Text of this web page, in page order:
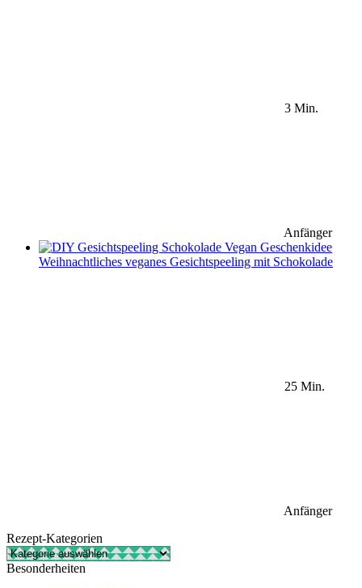
3 Min.
Anfänger
Weihnachtliches veganes Gesichtspeeling mit Schokolade
25 Min.
Anfänger
Rezept-Kategorien
Rezept-
Kategorien
Besonderheiten